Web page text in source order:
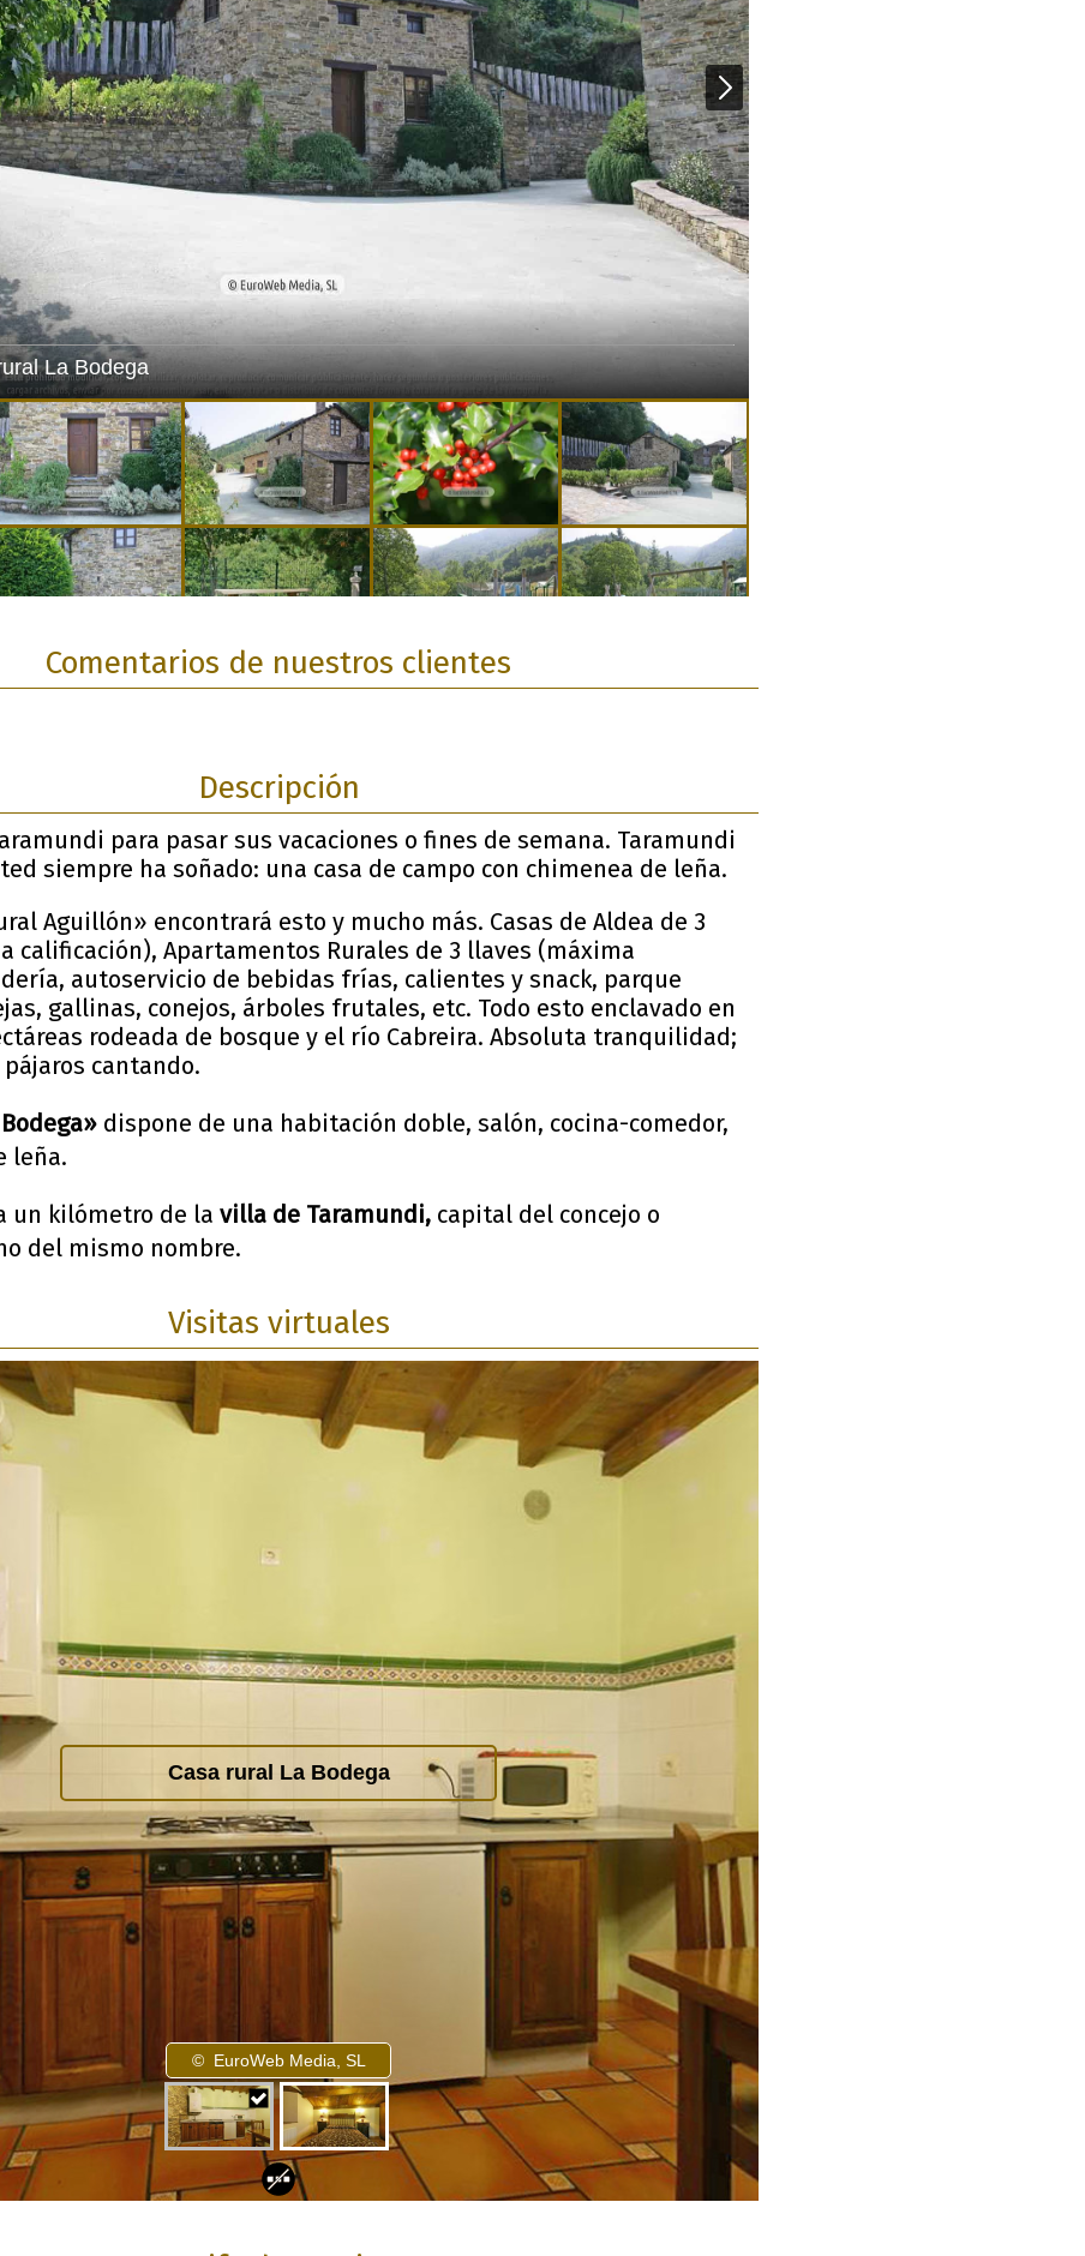
Comentarios de nuestros clientes
Descripción
para pasar sus vacaciones o fines de semana. Taramundi
siempre ha soñado: una casa de campo con chimenea de leña.
Aguillón» encontrará esto y mucho más. Casas de Aldea de 3
calificación), Apartamentos Rurales de 3 llaves (máxima
autoservicio de bebidas frías, calientes y snack, parque
gallinas, conejos, árboles frutales, etc. Todo esto enclavado en
rodeada de bosque y el río Cabreira. Absoluta tranquilidad;
cantando.
dispone de una habitación doble, salón, cocina-comedor,
leña.
un kilómetro de la villa de Taramundi, capital del concejo o
del mismo nombre.
Visitas virtuales